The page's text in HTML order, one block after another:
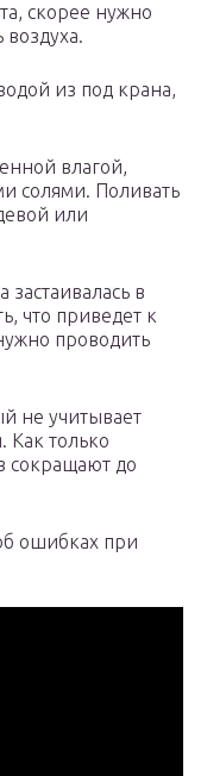
скорее нужно
из под крана,
влагой,
солями. Поливать
или
застаивалась в
что приведет к
проводить
не учитывает
Как только
сокращают до
ошибках при